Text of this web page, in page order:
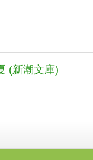
(新潮文庫)